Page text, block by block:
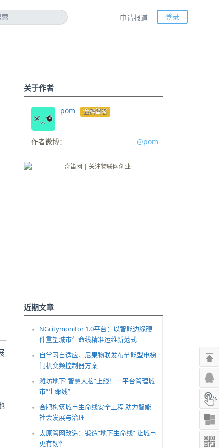
申请报道 登录
关于作者
pom 金牌笛客
作者微博： @pom
近期文章
NGcitymonitor 1.0平台：以智能边缘硬
件重塑城市生命线精准运维新范式
自学习自适应，尼果物联发布节能型电梯
门机变频控制器方案
潍坊地下“智慧大脑”上线！一平台管理城
市“生命线”
合肥构筑城市生命线安全工程 助力智能
社会发展与治理
太原管网改造：锻造“地下生命线” 让城市
更有韧性